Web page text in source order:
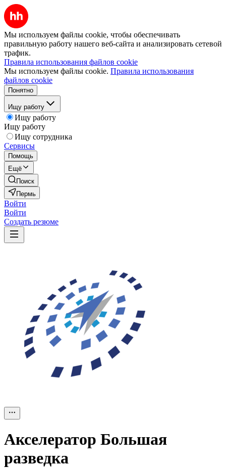
Мы используем файлы cookie, чтобы обеспечивать
правильную работу нашего веб-сайта и анализировать сетевой
трафик.
Правила использования файлов cookie
Мы используем файлы cookie. Правила использования
файлов cookie
Понятно
Ищу работу
Ищу работу
Ищу работу
Ищу сотрудника
Сервисы
Помощь
Ещё
Поиск
Пермь
Войти
Войти
Создать резюме
Акселератор Большая
разведка